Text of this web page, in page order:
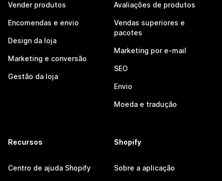
Vender produtos
Encomendas e envio
Design da loja
Marketing e conversão
Gestão da loja
Avaliações de produtos
Vendas superiores e
pacotes
Marketing por e-mail
SEO
Envio
Moeda e tradução
Recursos
Centro de ajuda Shopify
Shopify
Sobre a aplicação